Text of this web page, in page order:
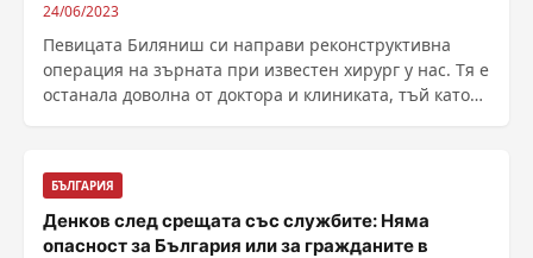
24/06/2023
Певицата Биляниш си направи реконструктивна
операция на зърната при известен хирург у нас. Тя е
останала доволна от доктора и клиниката, тъй като
БЪЛГАРИЯ
Денков след срещата със службите: Няма
опасност за България или за гражданите в